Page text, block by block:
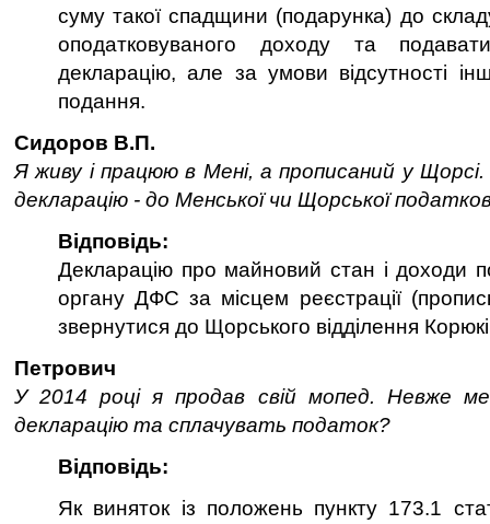
суму такої спадщини (подарунка) до
оподатковуваного доходу та
декларацію, але за умови відсутності
подання.
Сидоров В.П.
Я живу і працюю в Мені, а прописаний у
декларацію - до Менської чи Щорської
Відповідь:
Декларацію про майновий стан і доходи
органу ДФС за місцем реєстрації
звернутися до Щорського відділення
Петрович
У 2014 році я продав свій мопед. Невже
декларацію та сплачувать податок?
Відповідь:
Як виняток із положень пункту 173.1